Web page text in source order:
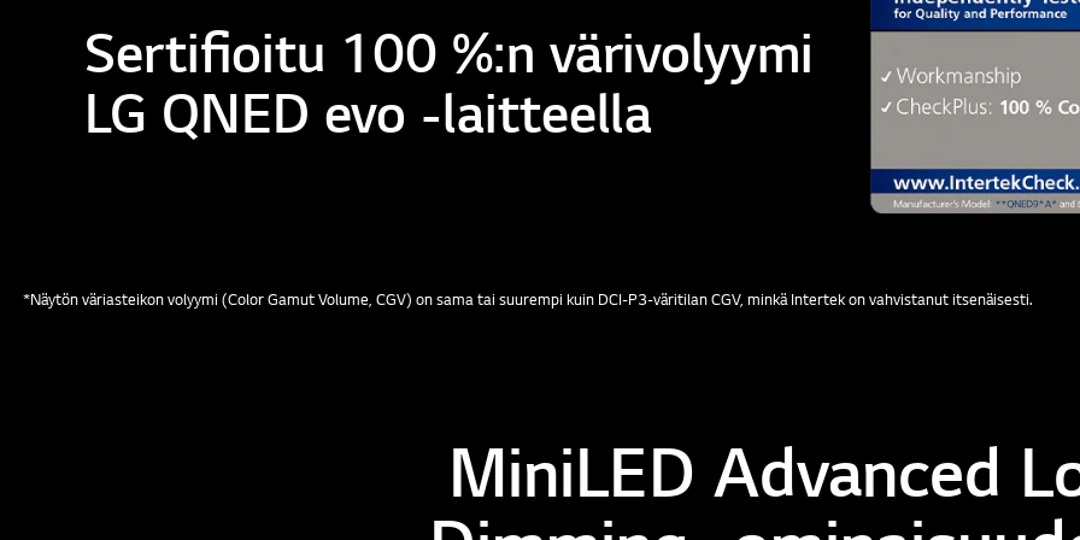
Sertifioitu 100 %:n värivolyymi
LG QNED evo -laitteella
*Näytön väriasteikon volyymi (Color Gamut Volume, CGV) on sama tai suurempi kuin DCI-P3-väritilan CGV, minkä Intertek on vahvistanut itsenäisesti.
MiniLED Advanced